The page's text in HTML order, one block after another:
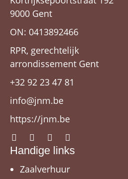
9000 Gent
ON: 0413892466
RPR, gerechtelijk
arrondissement Gent
+32 92 23 47 81
info@jnm.be
https://jnm.be
Handige links
Zaalverhuur